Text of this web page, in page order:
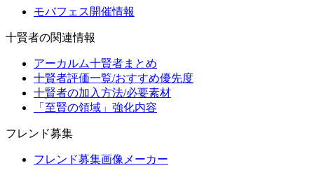
モバフェス開催情報
十賢者の関連情報
アーカルム十賢者まとめ
十賢者評価一覧/おすすめ優先度
十賢者の加入方法/必要素材
「至賢の領域」強化内容
フレンド募集
フレンド募集画像メーカー